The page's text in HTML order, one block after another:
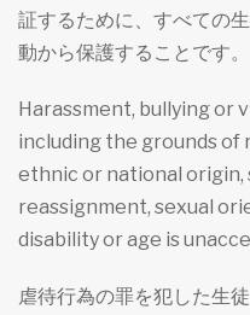
証するために、すべての
動から保護することです。
Harassment, bullying or
including the grounds of
ethnic or national origin,
reassignment, sexual
disability or age is
虐待行為の罪を犯した生